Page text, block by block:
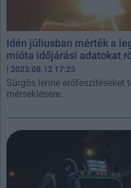
Idén júliusban mérték a
mióta időjárási adatokat
| 2023.08.12 17:23
Sürgős lenne erőfeszítéseket
mérséklésére.